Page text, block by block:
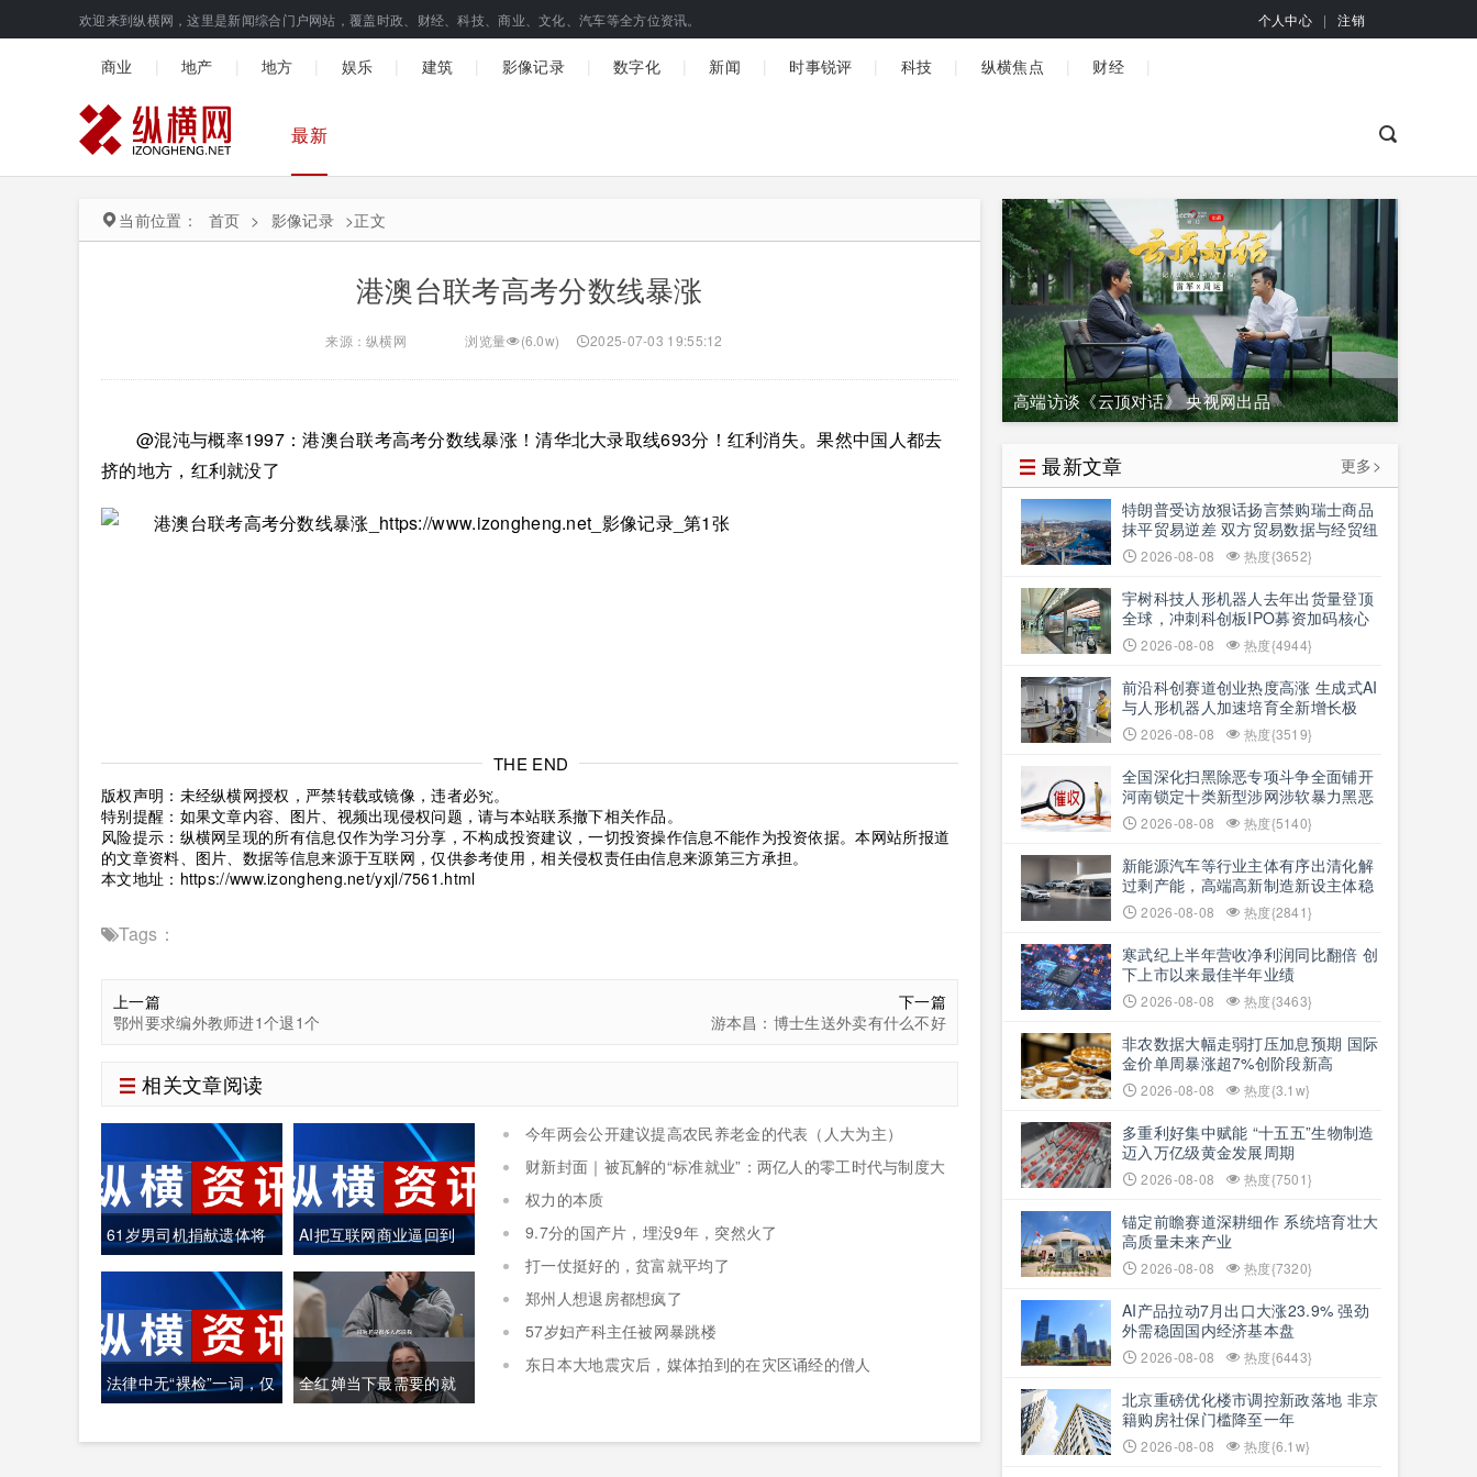
欢迎来到纵横网，这里是新闻综合门户网站，覆盖时政、财经、科技、商业、文化、汽车等全方位资讯。 个人中心 | 注销
商业 地产 地方 娱乐 建筑 影像记录 数字化 新闻 时事锐评 科技 纵横焦点 财经
最新
当前位置： 首页 > 影像记录 >正文
港澳台联考高考分数线暴涨
来源：纵横网 浏览量 (6.0w) 2025-07-03 19:55:12
@混沌与概率1997：港澳台联考高考分数线暴涨！清华北大录取线693分！红利消失。果然中国人都去
挤的地方，红利就没了
THE END
版权声明：未经纵横网授权，严禁转载或镜像，违者必究。
特别提醒：如果文章内容、图片、视频出现侵权问题，请与本站联系撤下相关作品。
风险提示：纵横网呈现的所有信息仅作为学习分享，不构成投资建议，一切投资操作信息不能作为投资依据。本网站所报道
的文章资料、图片、数据等信息来源于互联网，仅供参考使用，相关侵权责任由信息来源第三方承担。
本文地址： https://www.izongheng.net/yxjl/7561.html
Tags：
上一篇
鄂州要求编外教师进1个退1个
下一篇
游本昌：博士生送外卖有什么不好
相关文章阅读
61岁男司机捐献遗体将
自己制作成木乃伊
AI把互联网商业逼回到
真正的"价值创造"
法律中无“裸检”一词，仅
全红婵当下最需要的就
今年两会公开建议提高农民养老金的代表（人大为主）
财新封面｜被瓦解的“标准就业”：两亿人的零工时代与制度大
权力的本质
9.7分的国产片，埋没9年，突然火了
打一仗挺好的，贫富就平均了
郑州人想退房都想疯了
57岁妇产科主任被网暴跳楼
东日本大地震灾后，媒体拍到的在灾区诵经的僧人
高端访谈《云顶对话》 央视网出品
最新文章
更多>
特朗普受访放狠话扬言禁购瑞士商品
抹平贸易逆差 双方贸易数据与经贸纽
带实际情况反差明显
2026-08-08 热度{3652}
宇树科技人形机器人去年出货量登顶
全球，冲刺科创板IPO募资加码核心
技术研发
2026-08-08 热度{4944}
前沿科创赛道创业热度高涨 生成式AI
与人形机器人加速培育全新增长极
2026-08-08 热度{3519}
全国深化扫黑除恶专项斗争全面铺开
河南锁定十类新型涉网涉软暴力黑恶
犯罪精准严打
2026-08-08 热度{5140}
新能源汽车等行业主体有序出清化解
过剩产能，高端高新制造新设主体稳
步扩容
2026-08-08 热度{2841}
寒武纪上半年营收净利润同比翻倍 创
下上市以来最佳半年业绩
2026-08-08 热度{3463}
非农数据大幅走弱打压加息预期 国际
金价单周暴涨超7%创阶段新高
2026-08-08 热度{3.1w}
多重利好集中赋能 “十五五”生物制造
迈入万亿级黄金发展周期
2026-08-08 热度{7501}
锚定前瞻赛道深耕细作 系统培育壮大
高质量未来产业
2026-08-08 热度{7320}
AI产品拉动7月出口大涨23.9% 强劲
外需稳固国内经济基本盘
2026-08-08 热度{6443}
北京重磅优化楼市调控新政落地 非京
籍购房社保门槛降至一年
2026-08-08 热度{6.1w}